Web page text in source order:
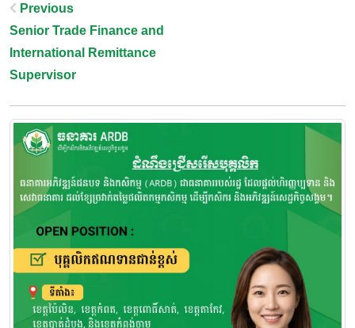
Post
Navigation
Previous
Senior Trade Finance and
International Remittance
Supervisor